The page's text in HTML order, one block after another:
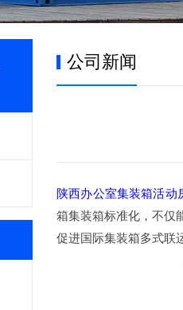
公司新闻
陕西办公室集装箱活动
箱集装箱标准化，不仅
促进国际集装箱多式联